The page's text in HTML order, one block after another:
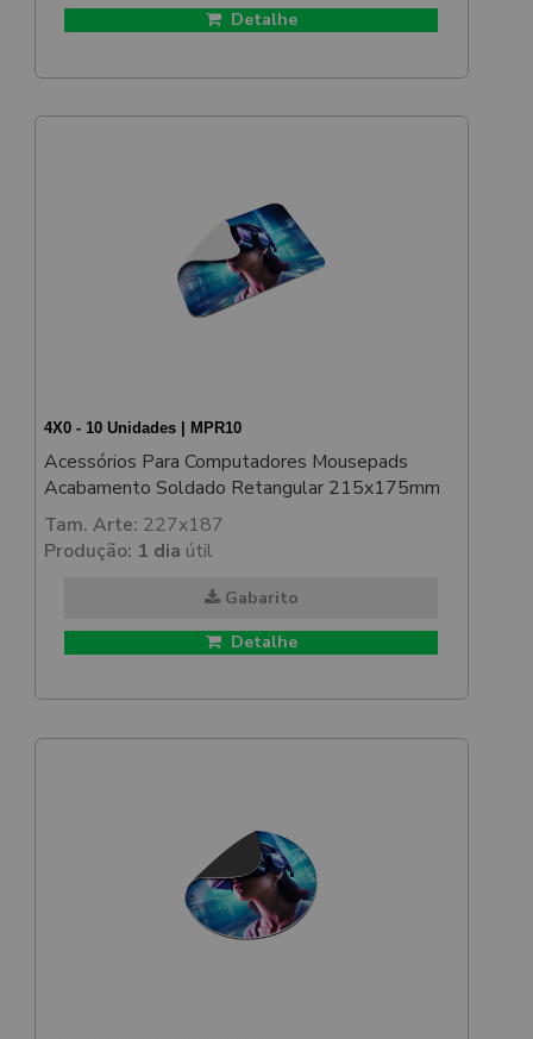
Detalhe
4X0 - 10 Unidades | MPR10
Acessórios Para Computadores Mousepads
Acabamento Soldado Retangular 215x175mm
Tam. Arte: 227x187
Produção: 1 dia útil
Gabarito
Detalhe